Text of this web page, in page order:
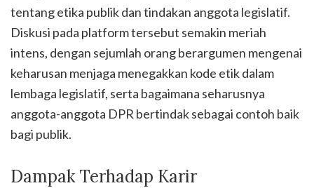
tentang etika publik dan tindakan anggota legislatif.
Diskusi pada platform tersebut semakin meriah
intens, dengan sejumlah orang berargumen mengenai
keharusan menjaga menegakkan kode etik dalam
lembaga legislatif, serta bagaimana seharusnya
anggota-anggota DPR bertindak sebagai contoh baik
bagi publik.
Dampak Terhadap Karir